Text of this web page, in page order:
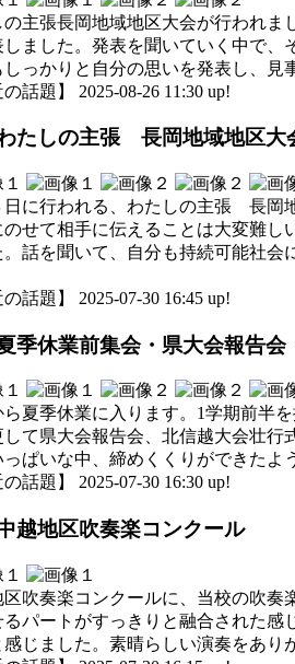
の主張長岡地域地区大会が行われ
しました。発表を聞いていく中で
っかりと自分の思いを発表し、見
の話題】 2025-08-26 11:30 up!
たしの主張 長岡地域地区大
日に行われる、わたしの主張 長岡
のせて相手に伝えることは大変難し
。話を聞いて、自分も持続可能社
の話題】 2025-07-30 16:45 up!
季休業前集会・県大会報告
ら夏季休業に入ります。1学期前半
して県大会報告会、北信越大会壮
っぱいな中、締めくくりができたよ
の話題】 2025-07-30 16:30 up!
越地区吹奏楽コンクール
区吹奏楽コンクールに、当校の吹奏
るパートがすっきりと融合された感
感じました。素晴らしい演奏をあり